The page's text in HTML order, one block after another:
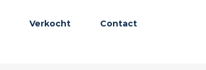
Verkocht Contact